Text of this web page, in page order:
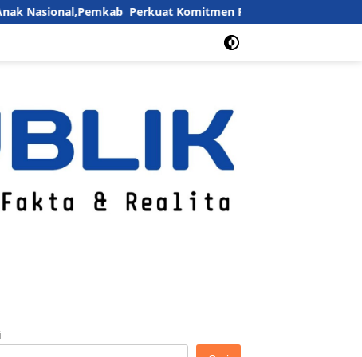
Perkuat Komitmen Penuhi Hak dan Lindungi Anak